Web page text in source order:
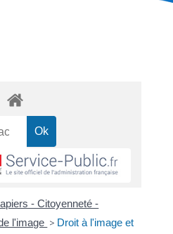
- Citoyenneté -
l'image > Droit à l'image et